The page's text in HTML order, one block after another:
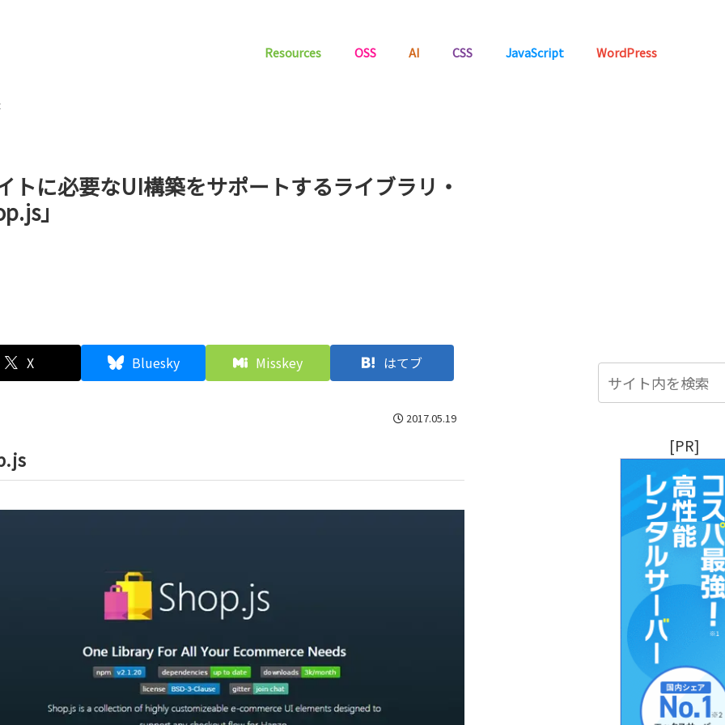
Resources OSS AI CSS JavaScript WordPress
[PR]
トに必要なUI構築をサポートするライブラリ・
」
X Bluesky Misskey はてブ
2017.05.19